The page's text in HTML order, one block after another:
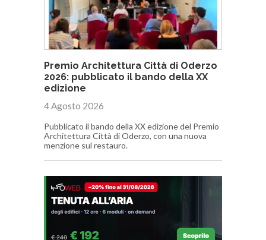
Premio Architettura Città di Oderzo
2026: pubblicato il bando della XX
edizione
4 Agosto 2026
Pubblicato il bando della XX edizione del Premio
Architettura Città di Oderzo, con una nuova
menzione sul restauro.